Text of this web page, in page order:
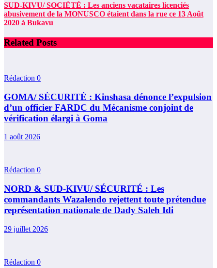
SUD-KIVU/ SOCIÉTÉ : Les anciens vacataires licenciés
abusivement de la MONUSCO étaient dans la rue ce 13 Août
2020 à Bukavu
Related Posts
Rédaction 0
GOMA/ SÉCURITÉ : Kinshasa dénonce l’expulsion
d’un officier FARDC du Mécanisme conjoint de
vérification élargi à Goma
1 août 2026
Rédaction 0
NORD & SUD-KIVU/ SÉCURITÉ : Les
commandants Wazalendo rejettent toute prétendue
représentation nationale de Dady Saleh Idi
29 juillet 2026
Rédaction 0